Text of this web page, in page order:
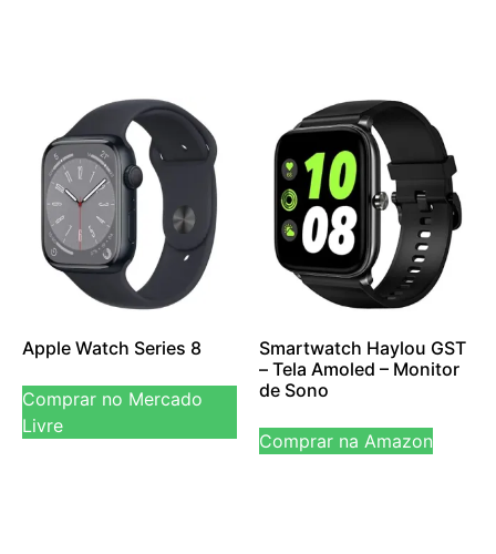
Apple Watch Series 8
Comprar no Mercado
Livre
Smartwatch Haylou GST
– Tela Amoled – Monitor
de Sono
Comprar na Amazon